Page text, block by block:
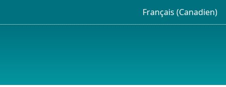
Français (Canadien)